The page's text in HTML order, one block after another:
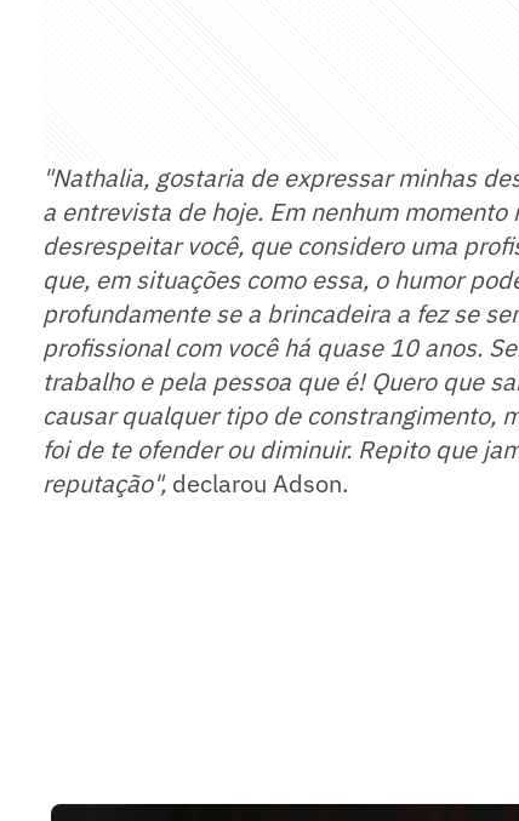
"Nathalia, gostaria de expressar minhas
a entrevista de hoje. Em nenhum
desrespeitar você, que considero uma
que, em situações como essa, o humor
profundamente se a brincadeira a fez se
profissional com você há quase 10 anos.
trabalho e pela pessoa que é! Quero que
causar qualquer tipo de constrangimento,
foi de te ofender ou diminuir. Repito que
reputação", declarou Adson.